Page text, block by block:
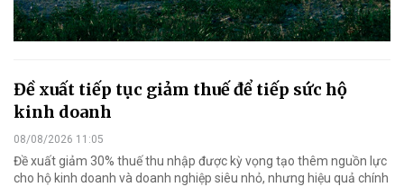
Đề xuất tiếp tục giảm thuế để tiếp sức hộ
kinh doanh
08/08/2026 11:05
Đề xuất giảm 30% thuế thu nhập được kỳ vọng tạo thêm nguồn lực
cho hộ kinh doanh và doanh nghiệp siêu nhỏ, nhưng hiệu quả chính